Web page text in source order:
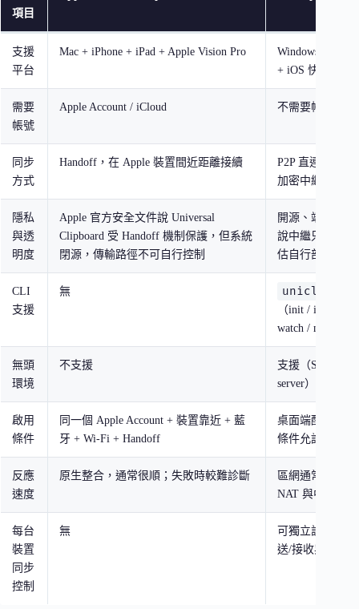
項目
支援
平台
Mac + iPhone + iPad + Apple Vision Pro
Windows +
+ iOS 快捷指令
需要
帳號
Apple Account / iCloud 不需要帳號
同步
方式
Handoff，在 Apple 裝置間近距離接續
P2P 直連 / NAT
加密中繼 /
隱私
與透
明度
Apple 官方安全文件說 Universal
Clipboard 受 Handoff 機制保護，但系統
閉源，傳輸路徑不可自行控制
開源、端到端
說中繼只看到密
估自行部署
CLI
支援
無 uniclip
（init / invite /
watch / members
無頭
環境
不支援
支援（SSH、
server）
啟用
條件
同一個 Apple Account + 裝置靠近 + 藍
牙 + Wi-Fi + Handoff
桌面端配對後，
條件允許就能同
反應
速度
原生整合，通常很順；失敗時較難診斷
區網通常很快
NAT 與中繼狀
每台
裝置
同步
控制
無
可獨立設定每
送/接收與內容